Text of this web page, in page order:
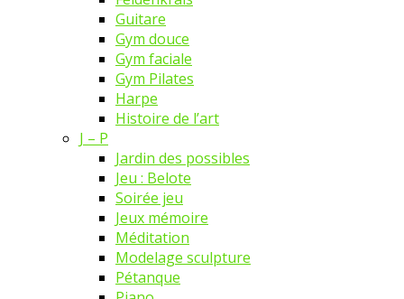
Guitare
Gym douce
Gym faciale
Gym Pilates
Harpe
Histoire de l’art
J – P
Jardin des possibles
Jeu : Belote
Soirée jeu
Jeux mémoire
Méditation
Modelage sculpture
Pétanque